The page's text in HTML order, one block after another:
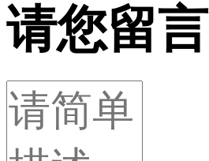
请您留言